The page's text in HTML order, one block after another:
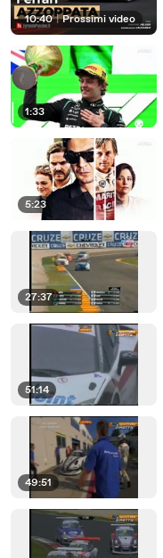
10:40 | Prossimi video
1:33
5:23
27:37
51:14
49:51